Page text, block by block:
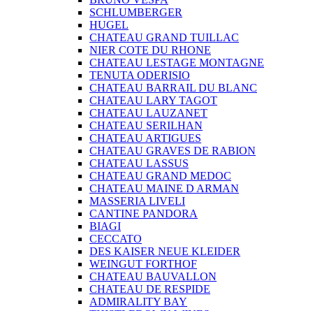
SCHLUMBERGER
HUGEL
CHATEAU GRAND TUILLAC
NIER COTE DU RHONE
CHATEAU LESTAGE MONTAGNE
TENUTA ODERISIO
CHATEAU BARRAIL DU BLANC
CHATEAU LARY TAGOT
CHATEAU LAUZANET
CHATEAU SERILHAN
CHATEAU ARTIGUES
CHATEAU GRAVES DE RABION
CHATEAU LASSUS
CHATEAU GRAND MEDOC
CHATEAU MAINE D ARMAN
MASSERIA LIVELI
CANTINE PANDORA
BIAGI
CECCATO
DES KAISER NEUE KLEIDER
WEINGUT FORTHOF
CHATEAU BAUVALLON
CHATEAU DE RESPIDE
ADMIRALITY BAY